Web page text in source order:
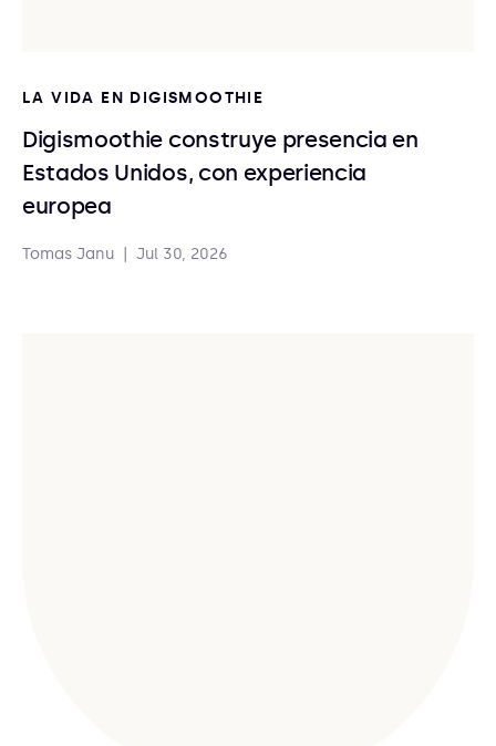
LA VIDA EN DIGISMOOTHIE
Digismoothie construye presencia en
Estados Unidos, con experiencia
europea
Tomas Janu Jul 30, 2026